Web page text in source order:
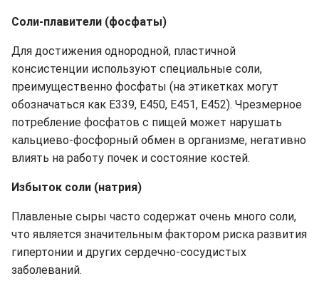
Соли-плавители (фосфаты)
Для достижения однородной, пластичной
консистенции используют специальные соли,
преимущественно фосфаты (на этикетках могут
обозначаться как E339, E450, E451, E452). Чрезмерное
потребление фосфатов с пищей может нарушать
кальциево-фосфорный обмен в организме, негативно
влиять на работу почек и состояние костей.
Избыток соли (натрия)
Плавленые сыры часто содержат очень много соли,
что является значительным фактором риска развития
гипертонии и других сердечно-сосудистых
заболеваний.